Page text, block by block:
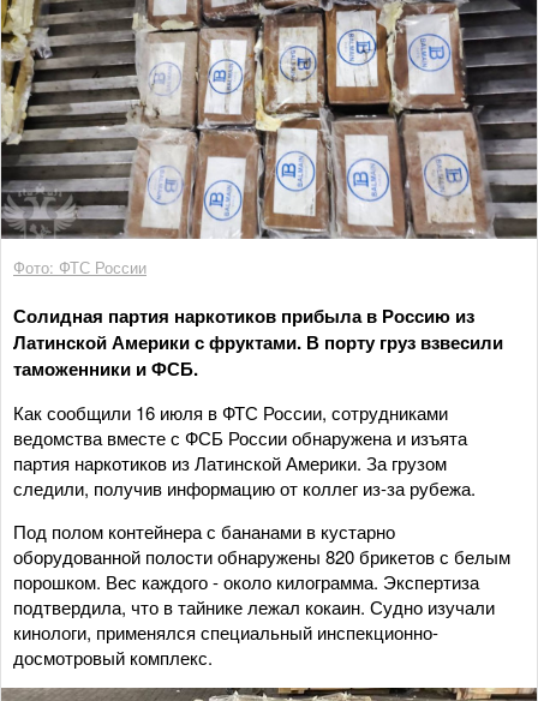
Фото: ФТС России
Солидная партия наркотиков прибыла в Россию из
Латинской Америки с фруктами. В порту груз взвесили
таможенники и ФСБ.
Как сообщили 16 июля в ФТС России, сотрудниками
ведомства вместе с ФСБ России обнаружена и изъята
партия наркотиков из Латинской Америки. За грузом
следили, получив информацию от коллег из-за рубежа.
Под полом контейнера с бананами в кустарно
оборудованной полости обнаружены 820 брикетов с белым
порошком. Вес каждого - около килограмма. Экспертиза
подтвердила, что в тайнике лежал кокаин. Судно изучали
кинологи, применялся специальный инспекционно-
досмотровый комплекс.